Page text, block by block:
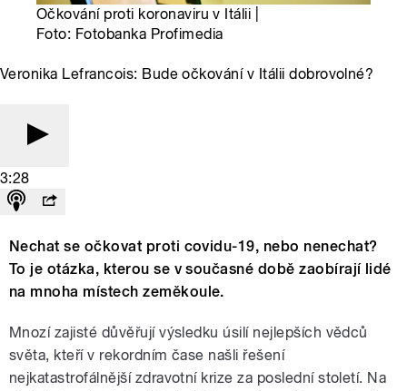
Očkování proti koronaviru v Itálii |
Foto: Fotobanka Profimedia
Veronika Lefrancois: Bude očkování v Itálii dobrovolné?
3:28
Nechat se očkovat proti covidu-19, nebo nenechat?
To je otázka, kterou se v současné době zaobírají lidé
na mnoha místech zeměkoule.
Mnozí zajisté důvěřují výsledku úsilí nejlepších vědců
světa, kteří v rekordním čase našli řešení
nejkatastrofálnější zdravotní krize za poslední století. Na